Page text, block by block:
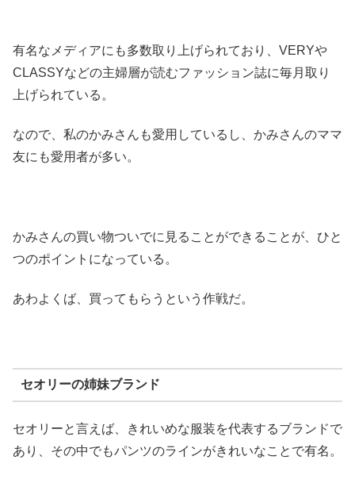
有名なメディアにも多数取り上げられており、VERYや
CLASSYなどの主婦層が読むファッション誌に毎月取り
上げられている。
なので、私のかみさんも愛用しているし、かみさんのママ
友にも愛用者が多い。
かみさんの買い物ついでに見ることができることが、ひと
つのポイントになっている。
あわよくば、買ってもらうという作戦だ。
セオリーの姉妹ブランド
セオリーと言えば、きれいめな服装を代表するブランドで
あり、その中でもパンツのラインがきれいなことで有名。